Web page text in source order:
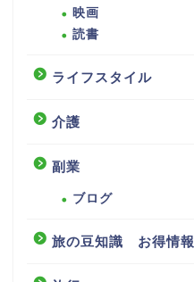
映画
読書
ライフスタイル
介護
副業
ブログ
旅の豆知識 お得情報